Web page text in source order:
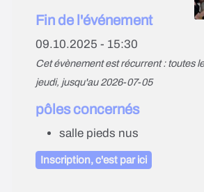
Fin de l'événement
09.10.2025 - 15:30
Cet évènement est récurrent : toutes
jeudi, jusqu'au 2026-07-05
pôles concernés
salle pieds nus
Inscription, c'est par ici